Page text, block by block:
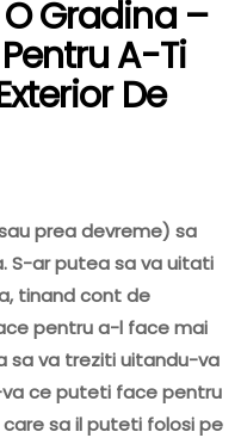
Gradina –
A-Ti
De
prea devreme) sa
S-ar putea sa va uitati
tinand cont de
pentru a-l face mai
sa va treziti uitandu-va
ce puteti face pentru
sa il puteti folosi pe